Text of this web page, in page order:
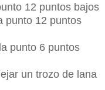
12 puntos bajos
punto 12 puntos
6 puntos
un trozo de lana